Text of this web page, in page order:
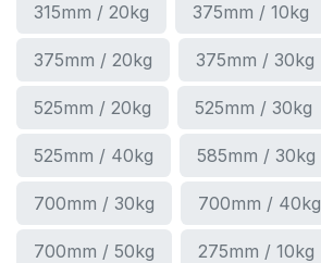
315mm / 20kg 375mm / 10kg
375mm / 20kg 375mm / 30kg
525mm / 20kg 525mm / 30kg
525mm / 40kg 585mm / 30kg
700mm / 30kg 700mm / 40kg
700mm / 50kg 275mm / 10kg